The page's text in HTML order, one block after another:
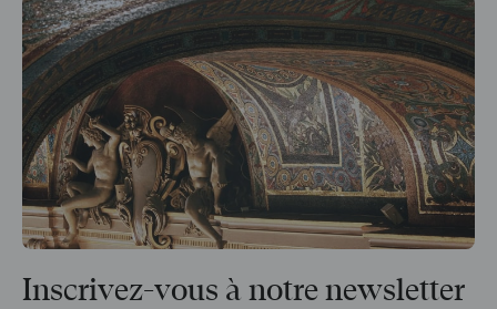
Inscrivez-vous à notre newsletter